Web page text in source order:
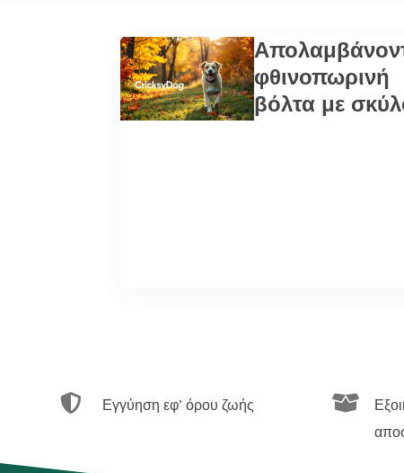
φθινοπωρινή
βόλτα με
 Εγγύηση εφ’ όρου ζωής 